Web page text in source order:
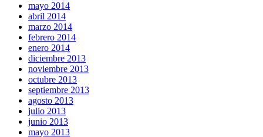
mayo 2014
abril 2014
marzo 2014
febrero 2014
enero 2014
diciembre 2013
noviembre 2013
octubre 2013
septiembre 2013
agosto 2013
julio 2013
junio 2013
mayo 2013